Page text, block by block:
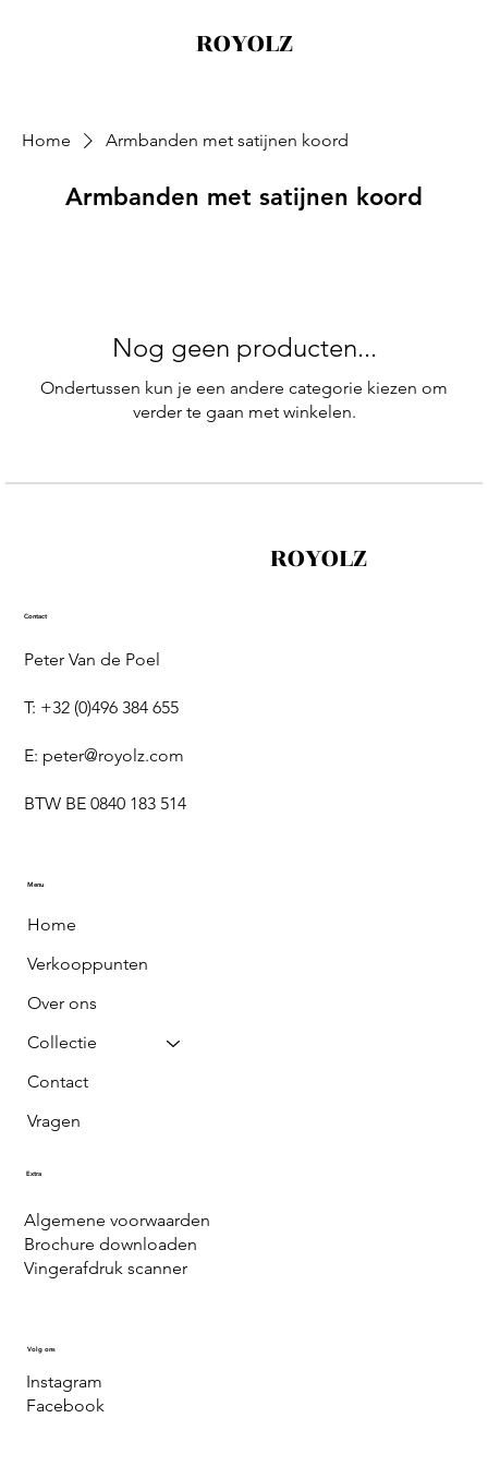
ROYOLZ
Home Armbanden met satijnen koord
Armbanden met satijnen koord
Nog geen producten...
Ondertussen kun je een andere categorie kiezen om
verder te gaan met winkelen.
ROYOLZ
Contact
Peter Van de Poel
T: +32 (0)496 384 655
E: peter@royolz.com
BTW BE 0840 183 514
Menu
Home
Verkooppunten
Over ons
Collectie
Contact
Vragen
Algemene voorwaarden
Brochure downloaden
Vingerafdruk scanner
Extra
Volg ons
Instagram
Facebook